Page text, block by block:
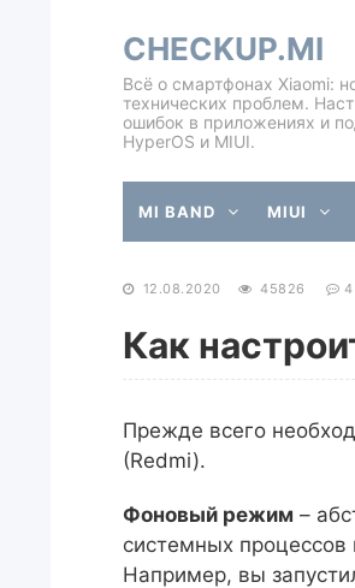
CHECKUP.MI
Всё о смартфонах Xiaomi:
технических проблем.
ошибок в приложениях и
HyperOS и MIUI.
MI BAND MIUI
12.08.2020 45826 4
Как
Прежде всего
(Redmi).
Фоновый режим –
системных процессов
Например, вы